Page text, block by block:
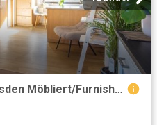
27049 HomeCompany Dresden Möbliert/Furnished Reihenhaushaus mit Grundstück in Dresden Niedersedlitz max. 3 Personen